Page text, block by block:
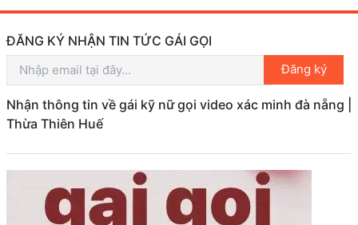
ĐĂNG KÝ NHẬN TIN TỨC GÁI GỌI
Đăng ký
Nhận thông tin về gái kỹ nữ gọi video xác minh đà nẵng |
Thừa Thiên Huế